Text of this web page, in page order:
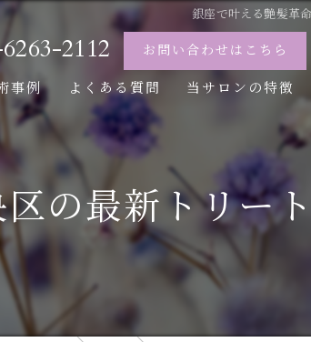
銀座で叶える艶髪革
2112 お問い合わせはこちら
事例 よくある質問 当サロンの特徴
カラー
トリートメント
パーマ
の最新トリー